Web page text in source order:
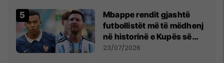
Mbappe rendit gjashtë
futbollistët më të mëdhenj
në historinë e Kupës së
Botës, Messi mbetet i dyti
23/07/2026